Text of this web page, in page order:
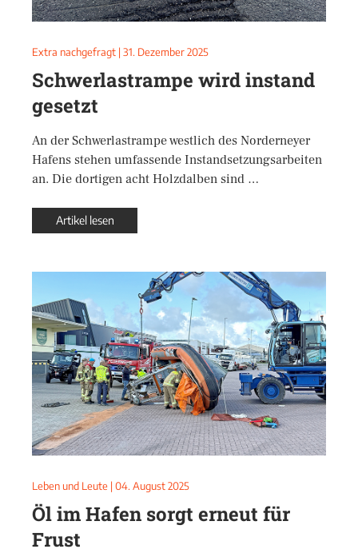
Extra nachgefragt | 31. Dezember 2025
Schwerlastrampe wird instand
gesetzt
An der Schwerlastrampe westlich des Norderneyer
Hafens stehen umfassende Instandsetzungsarbeiten
an. Die dortigen acht Holzdalben sind …
Artikel lesen
Leben und Leute | 04. August 2025
Öl im Hafen sorgt erneut für
Frust